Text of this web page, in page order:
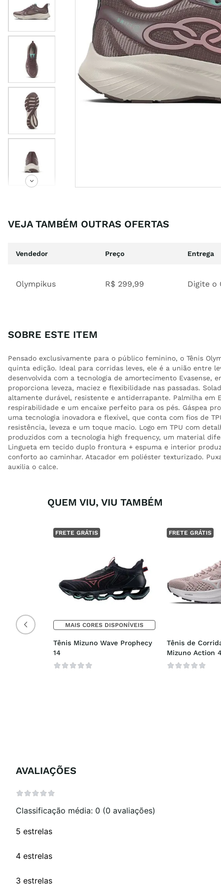
VEJA TAMBÉM OUTRAS OFERTAS
Vendedor Preço Entrega
Olympikus R$ 299,99 Digite o
SOBRE ESTE ITEM
Pensado exclusivamente para o público feminino, o Tênis
quinta edição. Ideal para corridas leves, ele é a união entre
desenvolvida com a tecnologia de amortecimento Evasense,
proporciona leveza, maciez e flexibilidade nas passadas.
altamente durável, resistente e antiderrapante. Palmilha em
respirabilidade e um encaixe perfeito para os pés. Gáspea
uma tecnologia inovadora e flexível, que conta com fios de
resistência, leveza e um toque macio. Logo em TPU com
produzidos com a tecnologia high frequency, um material
Lingueta em tecido duplo frontura + espuma e interior
conforto ao caminhar. Atacador em poliéster texturizado.
auxilia o calce.
QUEM VIU, VIU TAMBÉM
FRETE GRÁTIS
MAIS CORES DISPONÍVEIS
Tênis Mizuno Wave Prophecy
14
FRETE GRÁTIS
Tênis de
Mizuno Action 4
AVALIAÇÕES
Classificação média: 0 (0 avaliações)
5 estrelas
4 estrelas
3 estrelas
8º tenis
9º futebol
10ºtimes